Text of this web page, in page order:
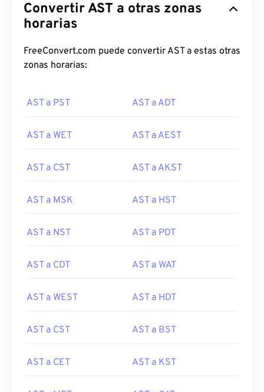
Convertir AST a otras zonas
horarias
FreeConvert.com puede convertir AST a estas otras
zonas horarias:
AST a PST AST a ADT
AST a WET AST a AEST
AST a CST AST a AKST
AST a MSK AST a HST
AST a NST AST a PDT
AST a CDT AST a WAT
AST a WEST AST a HDT
AST a CST AST a BST
AST a CET AST a KST